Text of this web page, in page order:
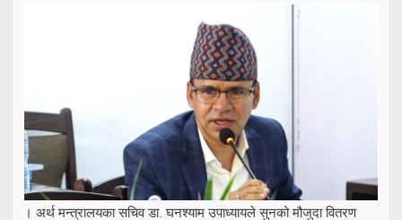
। अर्थ मन्त्रालयका सचिव डा. घनश्याम उपाध्यायले सुनको मौजुदा वितरण